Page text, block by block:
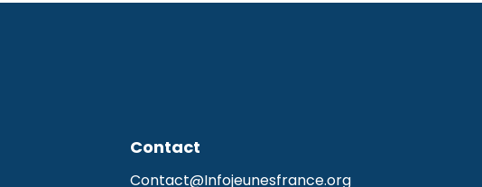
Contact
Contact@Infojeunesfrance.org